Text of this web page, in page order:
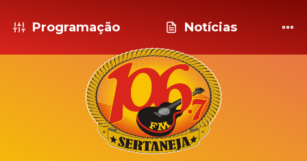
Programação Notícias